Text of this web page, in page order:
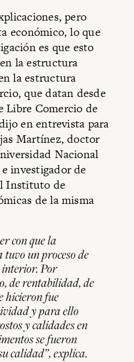
pero
económico, lo que
es que esto
la estructura
la estructura
que datan desde
Libre Comercio de
en entrevista para
Martínez, doctor
Nacional
investigador de
Instituto de
de la misma
con que la
un proceso de
Por
de rentabilidad, de
hicieron fue
y para ello
y calidades en
se fueron
calidad”, explica.